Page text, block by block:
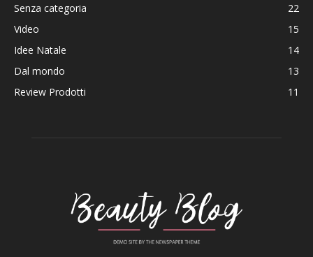
Senza categoria
22
Video
15
Idee Natale
14
Dal mondo
13
Review Prodotti
11